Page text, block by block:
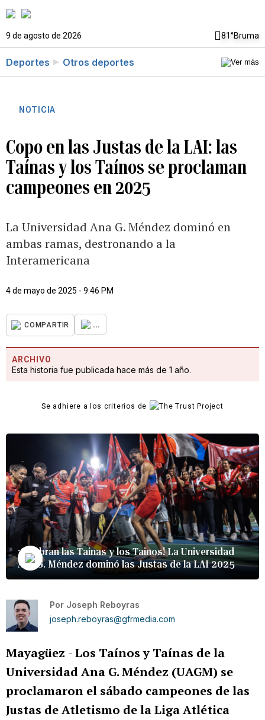
9 de agosto de 2026 81°Bruma
Deportes Otros deportes
NOTICIA
Copo en las Justas de la LAI: las
Taínas y los Taínos se proclaman
campeones en 2025
La Universidad Ana G. Méndez dominó en
ambas ramas, destronando a la
Interamericana
4 de mayo de 2025 - 9:46 PM
COMPARTIR ...
ARCHIVO
Esta historia fue publicada hace más de 1 año.
Se adhiere a los criterios de
¡Celebran las Tainas y los Tainos! La Universidad
Ana G. Méndez dominó las Justas de la LAI 2025
Por Joseph Reboyras
joseph.reboyras@gfrmedia.com
Mayagüez -Los Taínos y Taínas de la
Universidad Ana G. Méndez (UAGM) se
proclamaron el sábado campeones de las
Justas de Atletismo de la Liga Atlética